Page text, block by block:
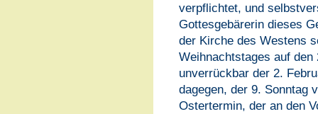
verpflichtet, und
Gottesgebärerin dieses
der Kirche des Westens
Weihnachtstages auf
unverrückbar der 2.
dagegen, der 9. Sonntag
Ostertermin, der an den